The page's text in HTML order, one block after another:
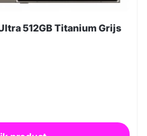
512GB Titanium Grijs